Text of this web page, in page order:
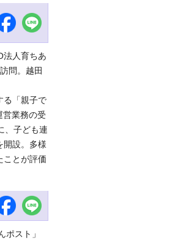
法人育ちあ
問。越田
る「親子で
営業務の受
、子ども連
開設。多様
ことが評価
スト」